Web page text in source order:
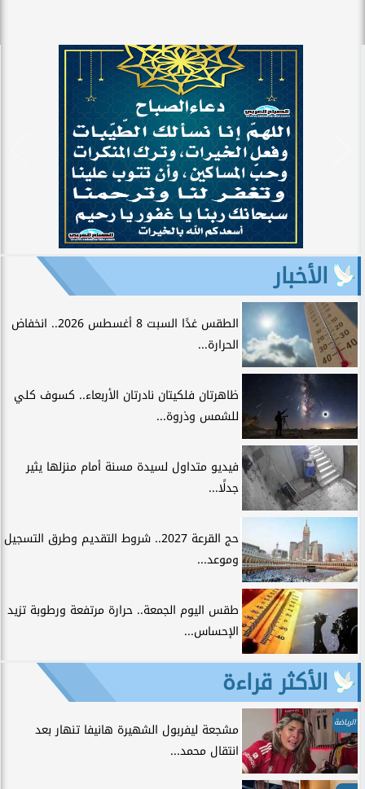
الأخبار
الطقس غدًا السبت 8 أغسطس 2026.. انخفاض
الحرارة...
ظاهرتان فلكيتان نادرتان الأربعاء.. كسوف كلي
للشمس وذروة...
فيديو متداول لسيدة مسنة أمام منزلها يثير
جدلًا...
حج القرعة 2027.. شروط التقديم وطرق التسجيل
وموعد...
طقس اليوم الجمعة.. حرارة مرتفعة ورطوبة تزيد
الإحساس...
الأكثر قراءة
الرياضة
مشجعة ليفربول الشهيرة هانيفا تنهار بعد
انتقال محمد...